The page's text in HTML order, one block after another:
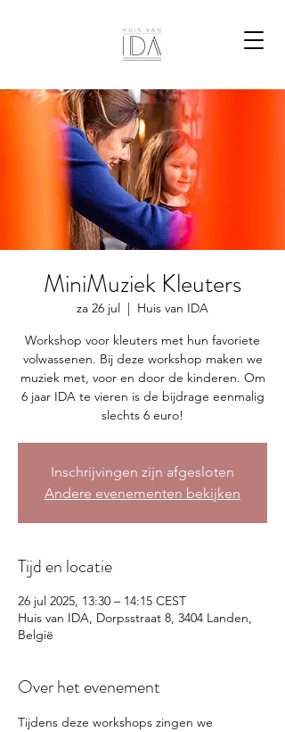
MiniMuziek Kleuters
za 26 jul
  |
Huis van IDA
Workshop voor kleuters met hun favoriete
volwassenen. Bij deze workshop maken we
muziek met, voor en door de kinderen. Om
6 jaar IDA te vieren is de bijdrage eenmalig
slechts 6 euro!
Inschrijvingen zijn afgesloten
Andere evenementen bekijken
Tijd en locatie
26 jul 2025, 13:30 – 14:15 CEST
Huis van IDA, Dorpsstraat 8, 3404 Landen,
België
Over het evenement
Tijdens deze workshops zingen we